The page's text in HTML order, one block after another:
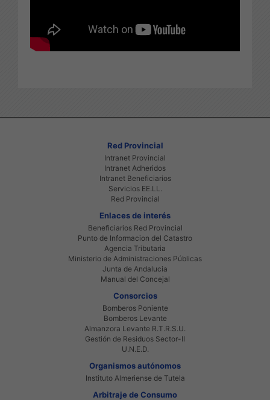
Red Provincial
Intranet Provincial
Intranet Adheridos
Intranet Beneficiarios
Servicios EE.LL.
Red Provincial
Enlaces de interés
Beneficiarios Red Provincial
Punto de Informacion del Catastro
Agencia Tributaria
Ministerio de Administraciones Públicas
Junta de Andalucia
Manual del Concejal
Consorcios
Bomberos Poniente
Bomberos Levante
Almanzora Levante R.T.R.S.U.
Gestión de Residuos Sector-II
U.N.E.D.
Organismos autónomos
Instituto Almeriense de Tutela
Arbitraje de Consumo